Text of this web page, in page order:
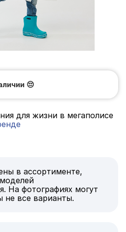
😔
для жизни в мегаполисе
в ассортименте,
На фотографиях могут
не все варианты.